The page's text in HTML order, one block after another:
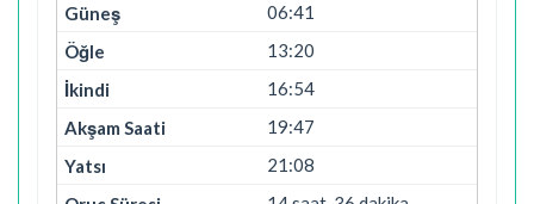
06:41
13:20
16:54
19:47
21:08